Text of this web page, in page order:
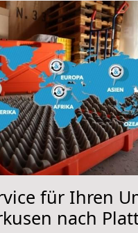
für Ihren
nach